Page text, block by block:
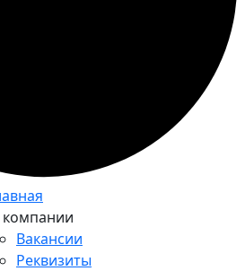
Вакансии
Реквизиты